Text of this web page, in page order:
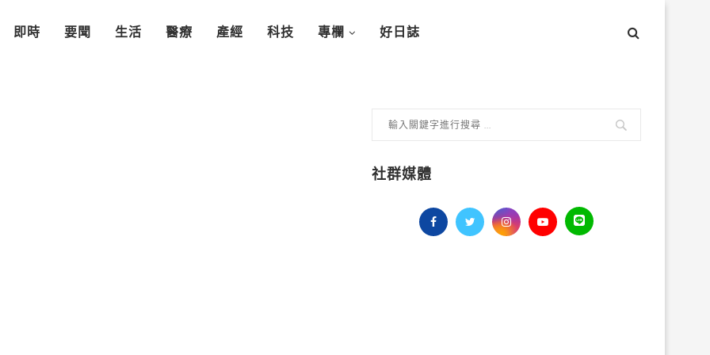
即時 要聞 生活 醫療 產經 科技 專欄 好日誌
社群媒體